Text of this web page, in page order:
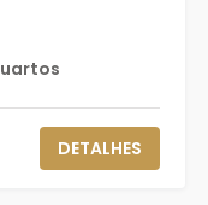
DETALHES